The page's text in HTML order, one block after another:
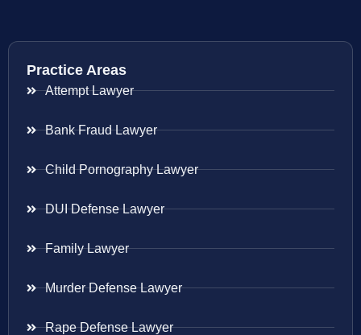
Practice Areas
Attempt Lawyer
Bank Fraud Lawyer
Child Pornography Lawyer
DUI Defense Lawyer
Family Lawyer
Murder Defense Lawyer
Rape Defense Lawyer